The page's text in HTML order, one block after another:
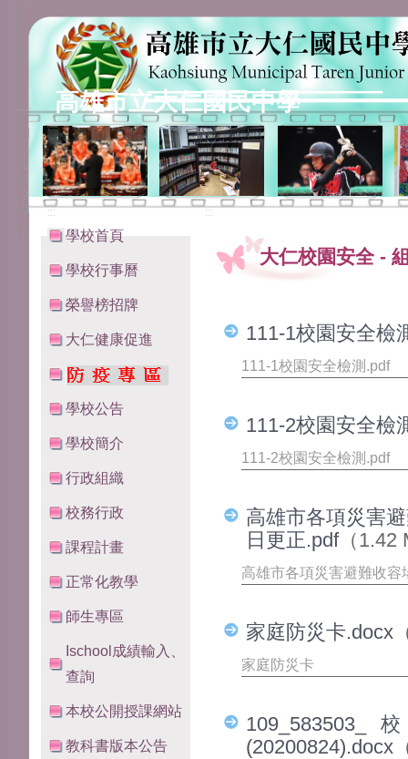
高雄市立大仁國民中學
:::
學校首頁
學校行事曆
榮譽榜招牌
大仁健康促進
學校公告
學校簡介
行政組織
校務行政
課程計畫
正常化教學
師生專區
Ischool成績輸入、
查詢
本校公開授課網站
教科書版本公告
:::
大仁校園安全-
111-1校園安全檢
111-1校園安全檢測.pdf
111-2校園安全檢
111-2校園安全檢測.pdf
高雄市各項災害
日更正.pdf（1.42
高雄市各項災害避難收
家庭防災卡.docx
家庭防災卡
(20200824).docx